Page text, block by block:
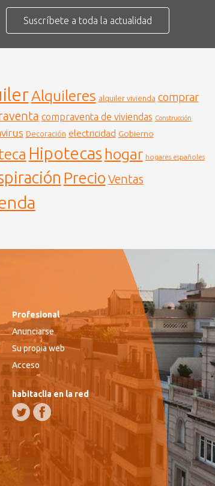
Suscríbete a toda la actualidad
Alquileres alquiler vivienda comprar
compraventa de viviendas Construcción
Decoración electricidad Gobierno
Hipotecas hogar hogares españoles
Precio Ventas
Profesional
Anunciarse
Su propia web
Acceso
habitaclia en la red